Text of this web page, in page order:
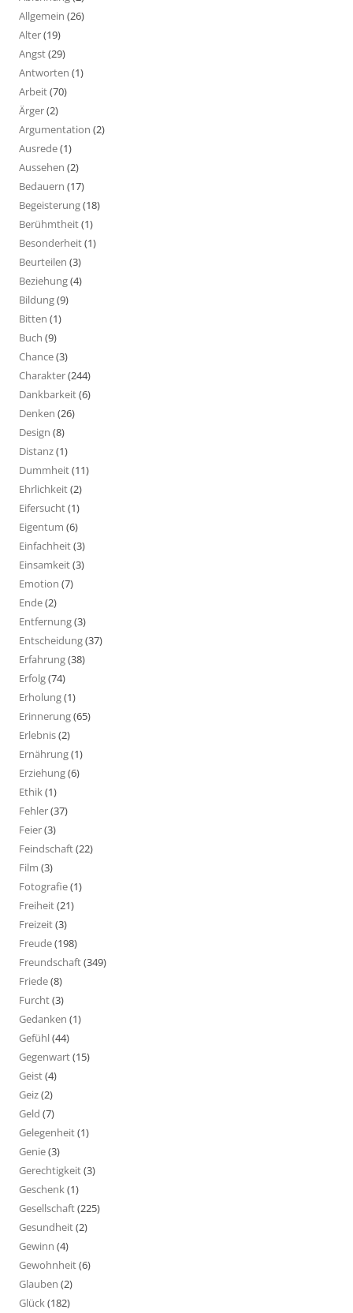
Allgemein (26)
Alter(19)
Angst(29)
Antworten (1)
Arbeit(70)
Ärger(2)
Argumentation (2)
Ausrede(1)
Aussehen (2)
Bedauern (17)
Begeisterung(18)
Berühmtheit(1)
Besonderheit(1)
Beurteilen (3)
Beziehung(4)
Bildung(9)
Bitten (1)
Buch (9)
Chance(3)
Charakter(244)
Dankbarkeit(6)
Denken (26)
Design (8)
Distanz(1)
Dummheit(11)
Ehrlichkeit(2)
Eifersucht(1)
Eigentum (6)
Einfachheit(3)
Einsamkeit(3)
Emotion (7)
Ende(2)
Entfernung(3)
Entscheidung(37)
Erfahrung(38)
Erfolg(74)
Erholung(1)
Erinnerung(65)
Erlebnis(2)
Ernährung(1)
Erziehung(6)
Ethik(1)
Fehler(37)
Feier(3)
Feindschaft(22)
Film (3)
Fotografie(1)
Freiheit(21)
Freizeit(3)
Freude(198)
Freundschaft(349)
Friede(8)
Furcht(3)
Gedanken (1)
Gefühl(44)
Gegenwart(15)
Geist(4)
Geiz(2)
Geld (7)
Gelegenheit(1)
Genie(3)
Gerechtigkeit(3)
Geschenk(1)
Gesellschaft(225)
Gesundheit(2)
Gewinn (4)
Gewohnheit(6)
Glauben (2)
Glück(182)